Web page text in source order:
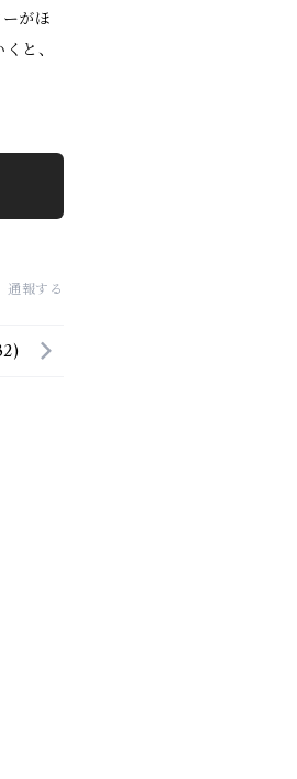
がほ
と、
通報する